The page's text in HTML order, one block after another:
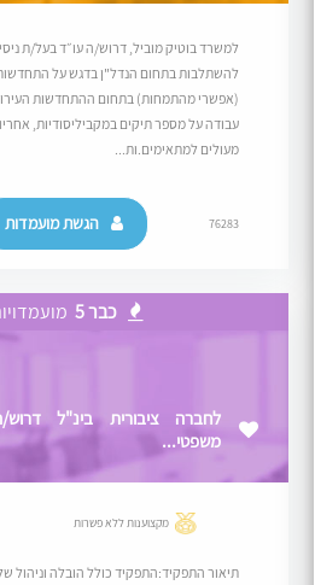
למשרד בוטיק מוביל, דרוש/ה עו״ד בעל/ת
להשתלבות בתחום הנדל"ן בדגש על התחדשות
(אפשרי מהתמחות) בתחום ההתחדשות
עבודה על מספר תיקים במקביליסודיות,
מעולים למתאימים.ות...
76283 הגשת מועמדות
כבר 5
לחברה ציבורית בינ"ל
משפטי...
מקצוענות ללא פשרות
תיאור התפקיד:התפקיד כולל הובלה וניהול